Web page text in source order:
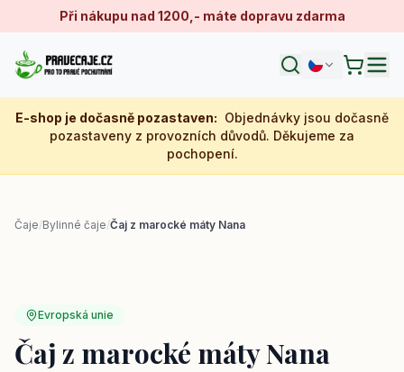
Při nákupu nad 1200,- máte dopravu zdarma
E-shop je dočasně pozastaven: Objednávky jsou dočasně
pozastaveny z provozních důvodů. Děkujeme za
pochopení.
Čaje/Bylinné čaje/Čaj z marocké máty Nana
Evropská unie
Čaj z marocké máty Nana